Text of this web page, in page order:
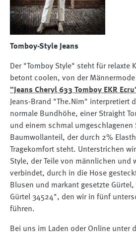
Tomboy-Style Jeans
Der "Tomboy Style" steht für relaxte
betont coolen, von der
"Jeans Cheryl 633 Tomboy EKR
Jeans-Brand "The.Nim" interpretiert
normale Bundhöhe, einer Straight
und einem schmal umgeschlagenen
Baumwollanteil, der durch 2%
Tragekomfort steht. Unterstrichen
Style, der Teile von männlichen und
verbindet, durch in die Hose
Blusen und markant gesetzte Gürtel,
Gürtel 34524", den wir in fünf
führen.
Bei uns im Laden oder Online unter